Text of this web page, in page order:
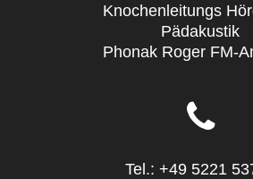
Knochenleitungs
Pädakustik
Phonak Roger FM-
Tel.: +49 5221